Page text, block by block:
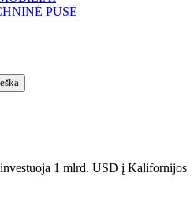
PUSĖ
1 mlrd. USD į Kalifornijos